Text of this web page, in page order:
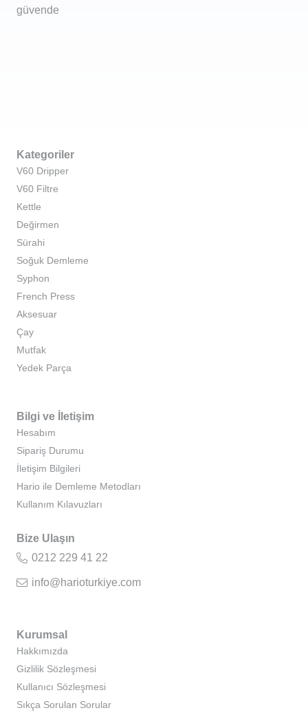
güvende
Kategoriler
V60 Dripper
V60 Filtre
Kettle
Değirmen
Sürahi
Soğuk Demleme
Syphon
French Press
Aksesuar
Çay
Mutfak
Yedek Parça
Bilgi ve İletişim
Hesabım
Sipariş Durumu
İletişim Bilgileri
Hario ile Demleme Metodları
Kullanım Kılavuzları
Bize Ulaşın
0212 229 41 22
info@harioturkiye.com
Kurumsal
Hakkımızda
Gizlilik Sözleşmesi
Kullanıcı Sözleşmesi
Sıkça Sorulan Sorular